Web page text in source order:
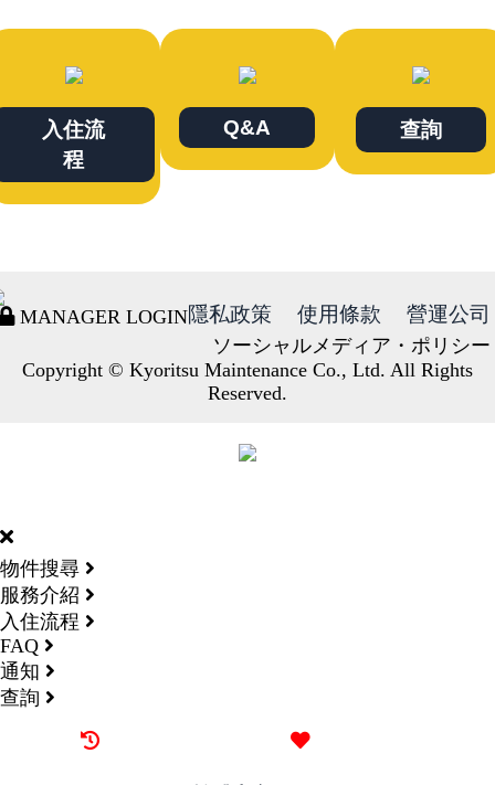
入住流
程
Q&A 查詢
MANAGER LOGIN隱私政策 使用條款 營運公司
ソーシャルメディア・ポリシー
Copyright © Kyoritsu Maintenance Co., Ltd. All Rights
Reserved.
物件搜尋
服務介紹
入住流程
FAQ
通知
查詢